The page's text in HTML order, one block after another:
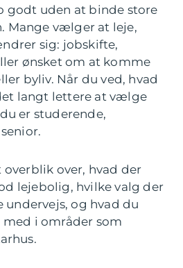
godt uden at binde store
Mange vælger at leje,
sig: jobskifte,
ønsket om at komme
byliv. Når du ved, hvad
langt lettere at vælge
er studerende,
overblik over, hvad der
lejebolig, hvilke valg der
og hvad du
i områder som